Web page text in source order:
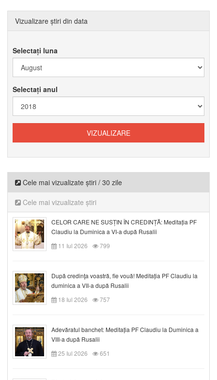
Vizualizare știri din data
Selectați luna
Selectați anul
Cele mai vizualizate știri / 30 zile
Cele mai vizualizate știri
CELOR CARE NE SUSȚIN ÎN CREDINȚĂ: Meditația PF
Claudiu la Duminica a VI-a după Rusalii
11 Iul 2026
799
După credinţa voastră, fie vouă! Meditația PF Claudiu la
duminica a VII-a după Rusalii
18 Iul 2026
757
Adevăratul banchet: Meditația PF Claudiu la Duminica a
VIII-a după Rusalii
25 Iul 2026
651